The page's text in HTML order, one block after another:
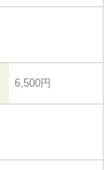
6,500円